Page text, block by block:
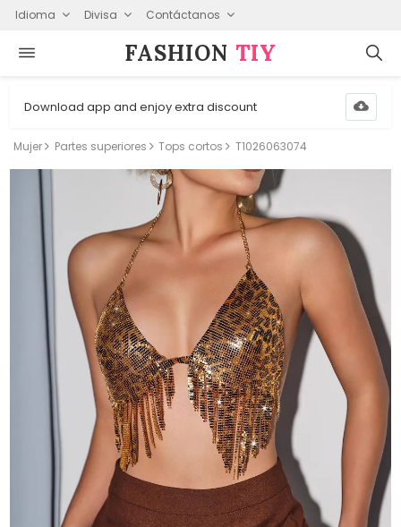
Idioma Divisa Contáctanos
FASHION⁠ TIY
Download app and enjoy extra discount
Mujer Partes superiores Tops cortos T1026063074